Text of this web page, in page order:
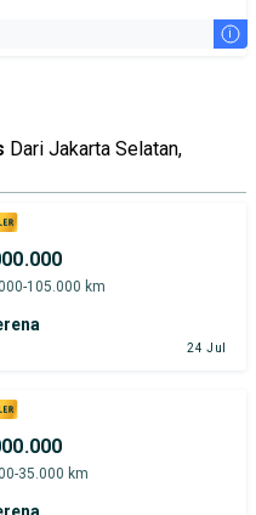
i
Dari Jakarta Selatan,
105.000 km
24 Jul
35.000 km